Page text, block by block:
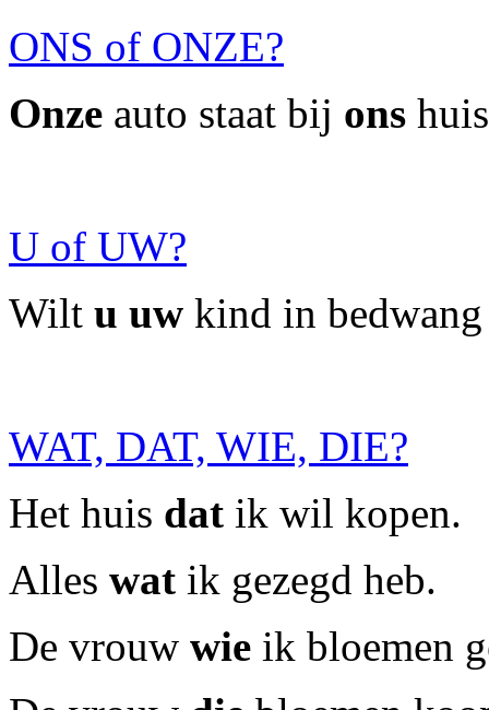
ONS of ONZE?
Onze auto staat bij ons
U of UW?
Wilt u uw kind in
WAT, DAT, WIE, DIE?
Het huis dat ik wil kopen.
Alles wat ik gezegd heb.
De vrouw wie ik bloemen